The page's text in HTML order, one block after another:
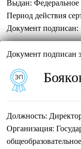
Выдан: Федеральное
Период действия
Документ подписан:
Документ подписан
Должность:
Организация: